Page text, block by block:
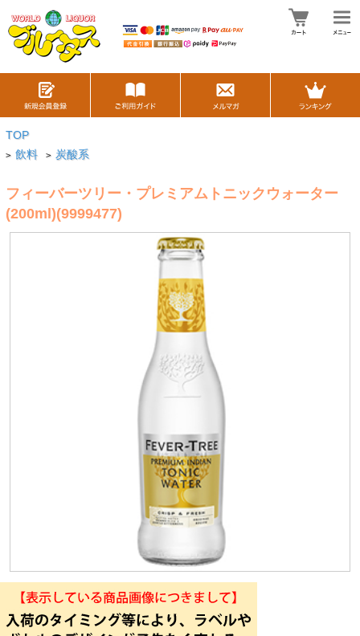
TOP
> 飲料 > 炭酸系
フィーバーツリー・プレミアムトニックウォーター
(200ml)(9999477)